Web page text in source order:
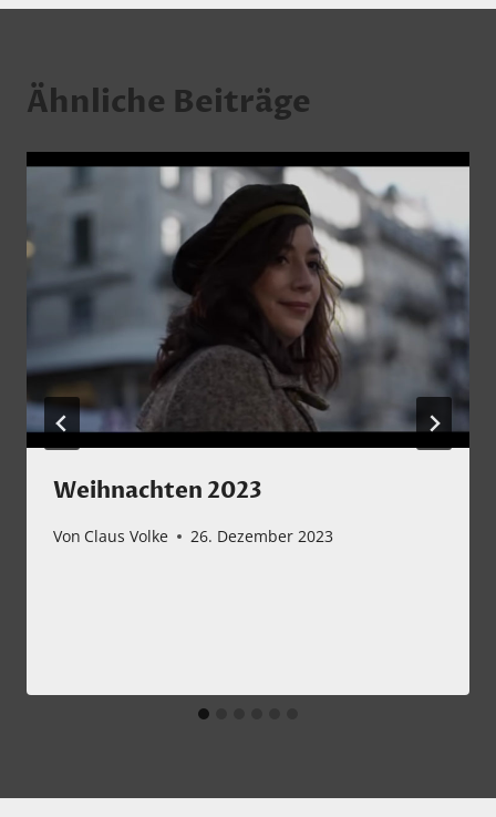
Ähnliche Beiträge
Weihnachten 2023
Von Claus Volke 26. Dezember 2023